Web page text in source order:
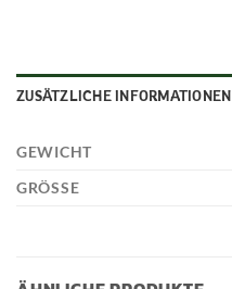
ZUSÄTZLICHE INFORMATIONEN
GEWICHT
GRÖSSE